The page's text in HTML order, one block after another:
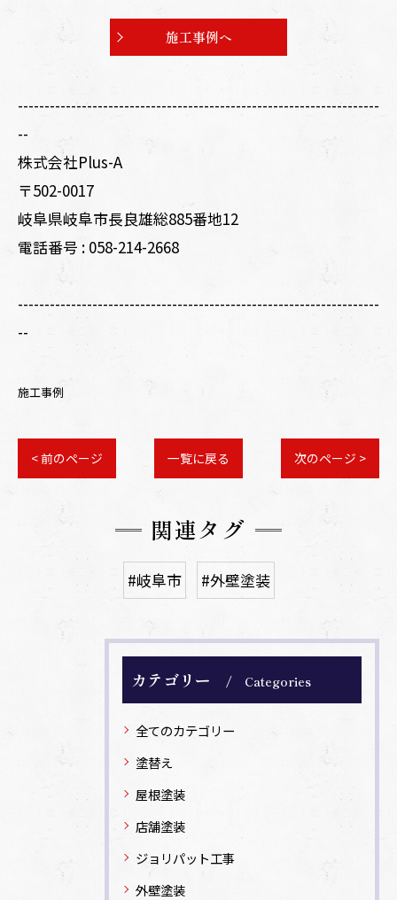
施工事例へ
--------------------------------------------------------------------
--
株式会社Plus-A
〒502-0017
岐阜県岐阜市長良雄総885番地12
電話番号 : 058-214-2668
--------------------------------------------------------------------
--
施工事例
< 前のページ 一覧に戻る 次のページ >
関連タグ
#岐阜市 #外壁塗装
カテゴリー Categories
全てのカテゴリー
塗替え
屋根塗装
店舗塗装
ジョリパット工事
外壁塗装